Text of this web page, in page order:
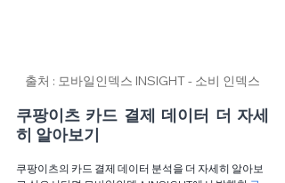
출처 : 모바일인덱스 INSIGHT - 소비 인덱스
쿠팡이츠 카드 결제 데이터 더 자세
히 알아보기
쿠팡이츠의 카드 결제 데이터 분석을 더 자세히 알아보